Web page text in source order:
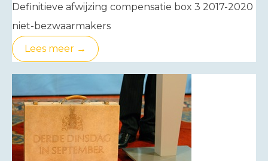
Definitieve afwijzing compensatie box 3 2017-2020
niet-bezwaarmakers
Lees meer →